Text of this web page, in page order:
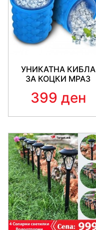
УНИКАТНА КИБЛА
ЗА КОЦКИ МРАЗ
399 ден